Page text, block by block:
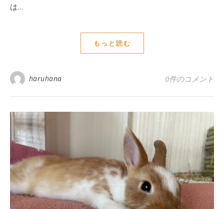
は…
もっと読む
haruhana 0件のコメント